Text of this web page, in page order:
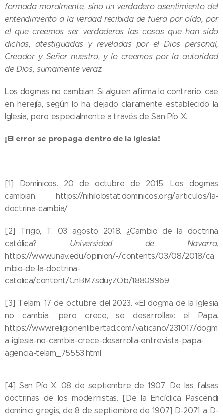
formada moralmente, sino un verdadero asentimiento del
entendimiento a la verdad recibida de fuera por oído, por
el que creemos ser verdaderas las cosas que han sido
dichas, atestiguadas y reveladas por el Dios personal,
Creador y Señor nuestro, y lo creemos por la autoridad
de Dios, sumamente veraz.
Los dogmas no cambian. Si alguien afirma lo contrario, cae
en herejía, según lo ha dejado claramente establecido la
Iglesia, pero especialmente a través de San Pío X.
¡El error se propaga dentro de la Iglesia!
[1] Dominicos. 20 de octubre de 2015. Los dogmas
cambian. https://nihilobstat.dominicos.org/articulos/la-
doctrina-cambia/
[2] Trigo, T. 03 agosto 2018. ¿Cambio de la doctrina
católica? Universidad de Navarra.
https://www.unav.edu/opinion/-/contents/03/08/2018/ca
mbio-de-la-doctrina-
catolica/content/CnBM7sduyZOb/18809969
[3] Telam. 17 de octubre del 2023. «El dogma de la Iglesia
no cambia, pero crece, se desarrolla»: el Papa.
https://www.religionenlibertad.com/vaticano/231017/dogm
a-iglesia-no-cambia-crece-desarrolla-entrevista-papa-
agencia-telam_75553.html
[4] San Pío X. 08 de septiembre de 1907. De las falsas
doctrinas de los modernistas. [De la Encíclica Pascendi
dominici gregis, de 8 de septiembre de 1907] D-2071 a D-